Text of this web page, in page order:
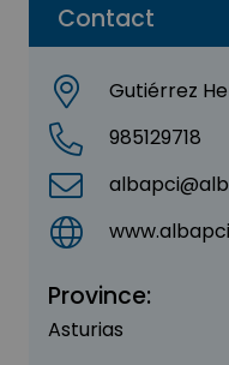
Contact
Gutiérrez
985129718
Province:
Asturias